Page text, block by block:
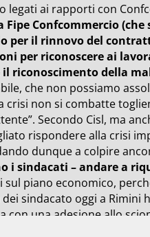
legati ai rapporti con
Confcommercio (che
per il rinnovo del
per riconoscere ai
riconoscimento della
che non possiamo
crisi non si combatte
Secondo Cisl, ma
rispondere alla crisi
dunque a colpire
i sindacati – andare a
piano economico,
sindacato oggi a Rimini
una adesione allo
già una intera